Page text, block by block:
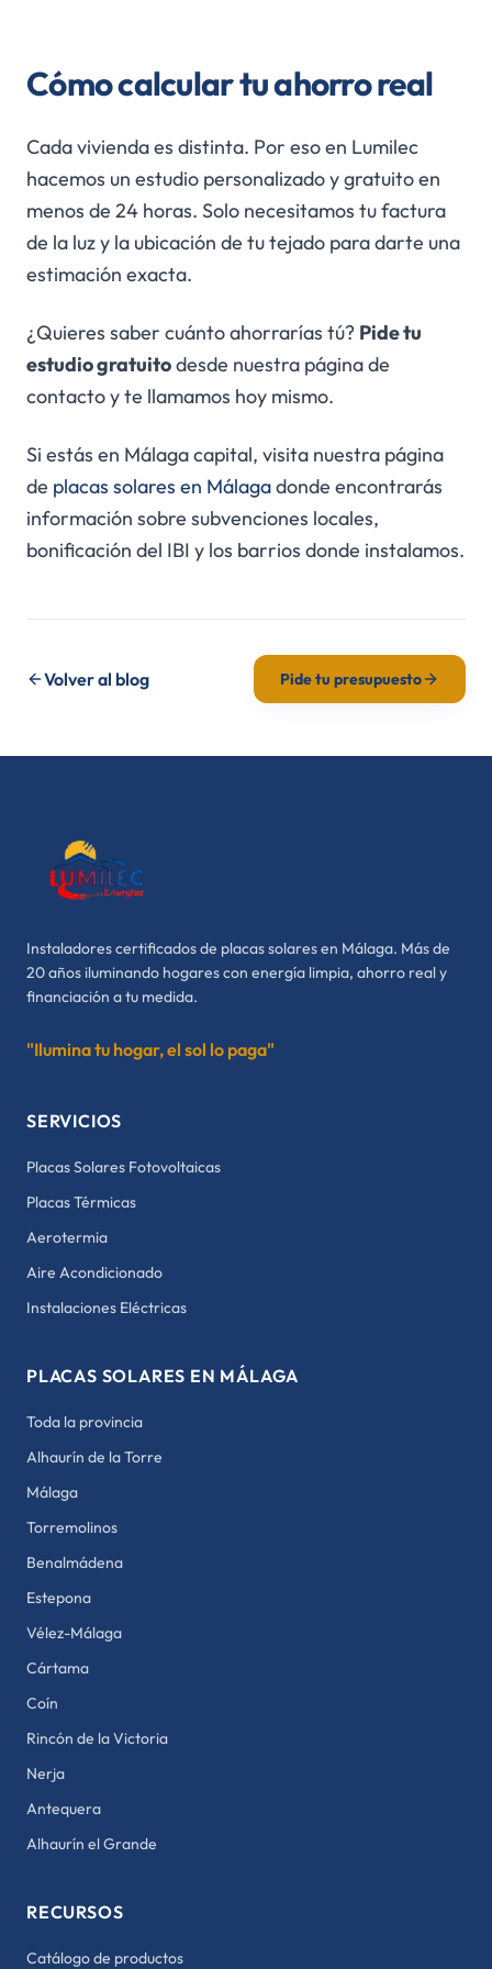
Cómo calcular tu ahorro real
Cada vivienda es distinta. Por eso en Lumilec
hacemos un estudio personalizado y gratuito en
menos de 24 horas. Solo necesitamos tu factura
de la luz y la ubicación de tu tejado para darte una
estimación exacta.
¿Quieres saber cuánto ahorrarías tú? Pide tu
estudio gratuitodesde nuestra página de
contacto y te llamamos hoy mismo.
Si estás en Málaga capital, visita nuestra página
de placas solares en Málagadonde encontrarás
información sobre subvenciones locales,
bonificación del IBI y los barrios donde instalamos.
Volver al blog Pide tu presupuesto
Instaladores certificados de placas solares en Málaga. Más de
20 años iluminando hogares con energía limpia, ahorro real y
financiación a tu medida.
"Ilumina tu hogar, el sol lo paga"
SERVICIOS
Placas Solares Fotovoltaicas
Placas Térmicas
Aerotermia
Aire Acondicionado
Instalaciones Eléctricas
PLACAS SOLARES EN MÁLAGA
Toda la provincia
Alhaurín de la Torre
Málaga
Torremolinos
Benalmádena
Estepona
Vélez-Málaga
Cártama
Coín
Rincón de la Victoria
Nerja
Antequera
Alhaurín el Grande
RECURSOS
Catálogo de productos